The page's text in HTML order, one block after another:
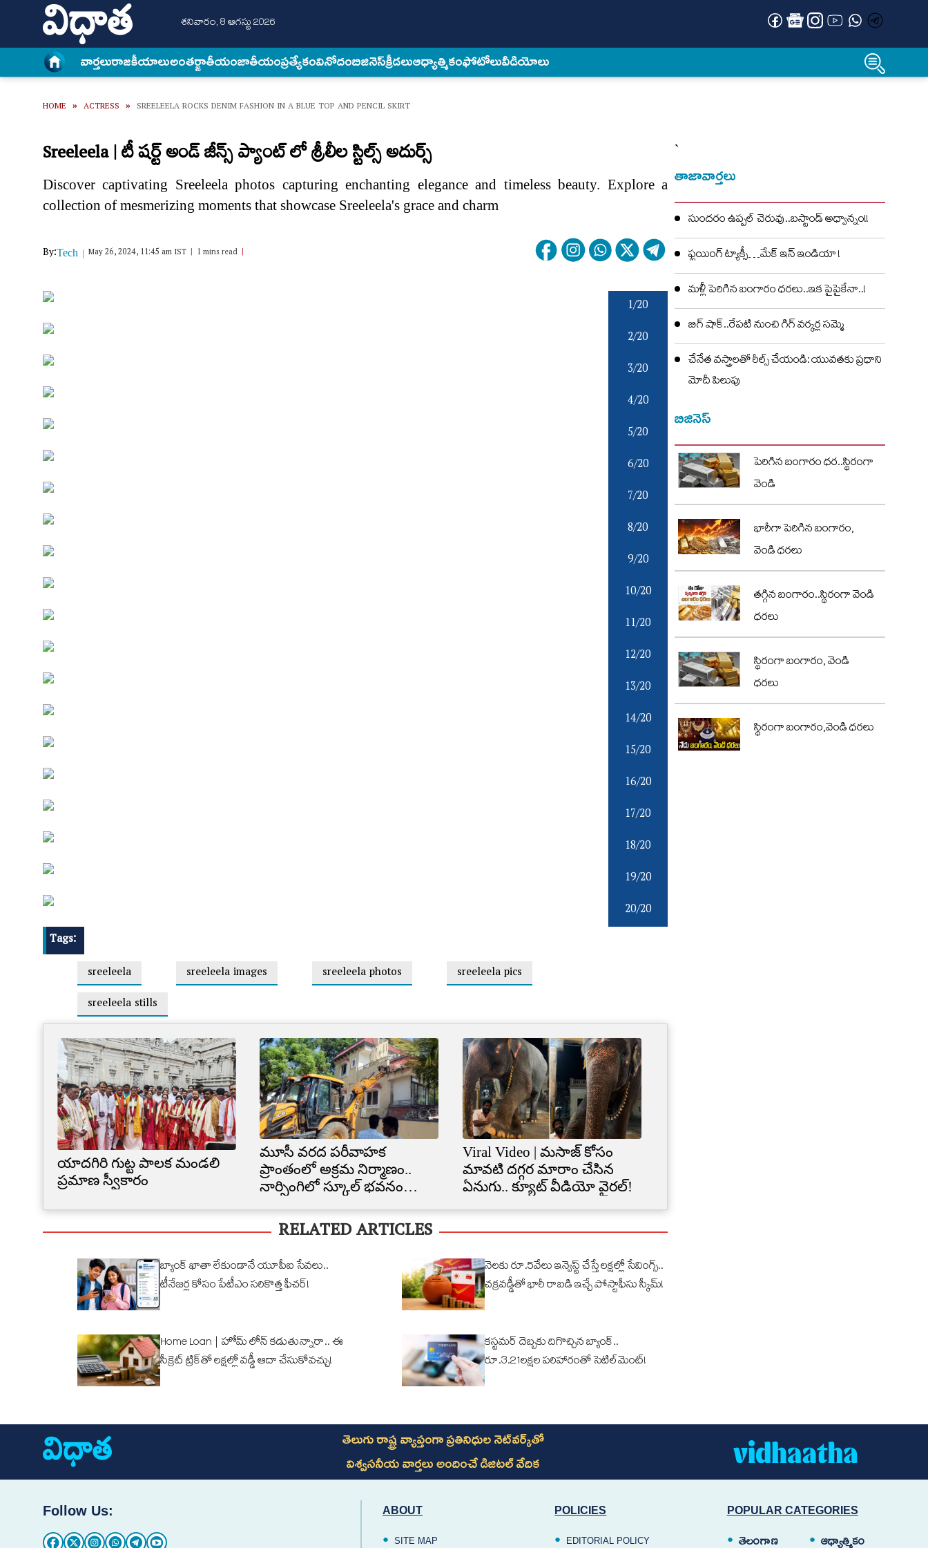
శనివారం, 8 ఆగస్టు 2026
వార్త‌లురాజకీయాలుఅంత‌ర్జాతీయంజాతీయంప్రత్యేకంవినోదంబిజినెస్క్రీడలుఆధ్యాత్మికంఫోటోలువీడియోలు
HOME » ACTRESS » SREELEELA ROCKS DENIM FASHION IN A BLUE TOP AND PENCIL SKIRT
Sreeleela | టీ షర్ట్ అండ్ జీన్స్ ప్యాంట్ లో శ్రీలీల స్టిల్స్ అదుర్స్
Discover captivating Sreeleela photos capturing enchanting elegance and timeless beauty. Explore a
collection of mesmerizing moments that showcase Sreeleela's grace and charm
By:Tech May 26, 2024, 11:45 am IST 1 mins read
1/20
2/20
3/20
4/20
5/20
6/20
7/20
8/20
9/20
10/20
11/20
12/20
13/20
14/20
15/20
16/20
17/20
18/20
19/20
20/20
Tags:
sreeleela
sreeleela images sreeleela photos
sreeleela pics
sreeleela stills
యాదగిరి గుట్ట పాలక మండలి
ప్రమాణ స్వీకారం
మూసీ వరద పరీవాహక
ప్రాంతంలో అక్రమ నిర్మాణం..
నార్సింగిలో స్కూల్‌ భవనం
Viral Video | మసాజ్ కోసం
మావటి దగ్గర మారాం చేసిన
ఏనుగు.. క్యూట్ వీడియో వైరల్!
RELATED ARTICLES
బ్యాంక్ ఖాతా లేకుండానే యూపీఐ సేవలు..
టీనేజర్ల కోసం పేటీఎం సరికొత్త ఫీచర్!
నెలకు రూ.5వేలు ఇన్వెస్ట్ చేస్తే లక్షల్లో సేవింగ్స్..
చక్రవడ్డీతో భారీ రాబడి ఇచ్చే పోస్టాఫీసు స్కీమ్!
Home Loan | హోమ్ లోన్ కడుతున్నారా.. ఈ
సీక్రెట్ ట్రిక్‌తో లక్షల్లో వడ్డీ ఆదా చేసుకోవచ్చు!
కస్టమర్ దెబ్బకు దిగొచ్చిన బ్యాంక్..
రూ.3.21లక్షల పరిహారంతో సెటిల్‌మెంట్!
`
తాజావార్తలు
సుందరం ఉప్పల్ చెరువు..బస్టాండ్ అధ్వాన్నం!!
ఫ్లయింగ్ ట్యాక్సీ…మేక్ ఇన్ ఇండియా !
మళ్లీ పెరిగిన బంగారం ధరలు..ఇక పైపైకేనా..!
బిగ్ షాక్..రేపటి నుంచి గిగ్ వర్కర్ల సమ్మె
చేనేత వస్త్రాలతో రీల్స్ చేయండి: యువతకు ప్రధాని
మోదీ పిలుపు
బిజినెస్
పెరిగిన బంగారం ధర..స్థిరంగా
వెండి
భారీగా పెరిగిన బంగారం,
వెండి ధరలు
తగ్గిన బంగారం..స్థిరంగా వెండి
ధరలు
స్థిరంగా బంగారం, వెండి
ధరలు
స్థిరంగా బంగారం,వెండి ధరలు
తెలుగు రాష్ట్ర వ్యాప్తంగా ప్రతినిధుల నెట్‌వర్క్‌తో
విశ్వసనీయ వార్తలు అందించే డిజిటల్ వేదిక
Follow Us: ABOUT
SITE MAP
POLICIES
EDITORIAL POLICY
POPULAR CATEGORIES
తెలంగాణ ఆధ్యాత్మికం